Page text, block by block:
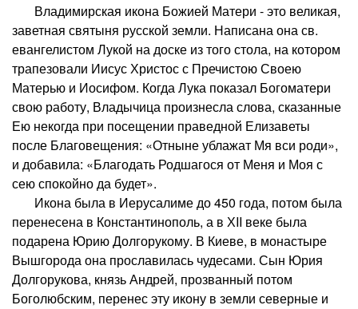
Владимирская икона Божией Матери - это великая,
заветная святыня русской земли. Написана она св.
евангелистом Лукой на доске из того стола, на котором
трапезовали Иисус Христос с Пречистою Своею
Матерью и Иосифом. Когда Лука показал Богоматери
свою работу, Владычица произнесла слова, сказанные
Ею некогда при посещении праведной Елизаветы
после Благовещения: «Отныне ублажат Мя вси роди»,
и добавила: «Благодать Родшагося от Меня и Моя с
сею спокойно да будет».
Икона была в Иерусалиме до 450 года, потом была
перенесена в Константинополь, а в ХII веке была
подарена Юрию Долгорукому. В Киеве, в монастыре
Вышгорода она прославилась чудесами. Сын Юрия
Долгорукова, князь Андрей, прозванный потом
Боголюбским, перенес эту икону в земли северные и